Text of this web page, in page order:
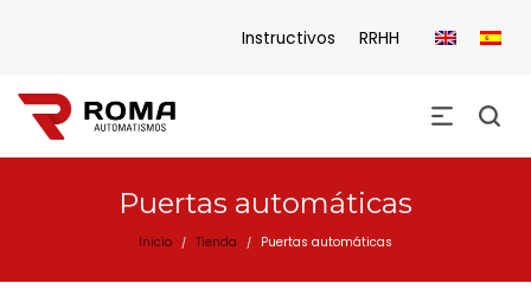
Instructivos RRHH
Puertas automáticas
Inicio / Tienda / Puertas automáticas